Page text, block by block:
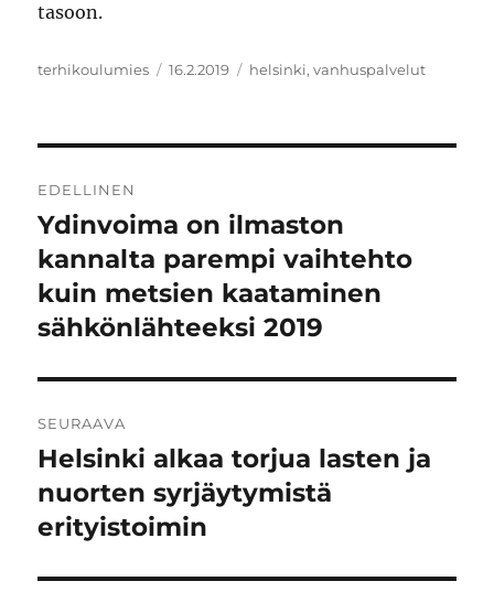
tasoon.
Kirjoittaja
terhikoulumies Julkaistu
16.2.2019 Avainsanat
helsinki,vanhuspalvelut
selaus
EDELLINEN
Edellinen
artikkeli:
Ydinvoima on ilmaston
kannalta parempi vaihtehto
kuin metsien kaataminen
sähkönlähteeksi 2019
SEURAAVA
Seuraava
artikkeli:
Helsinki alkaa torjua lasten ja
nuorten syrjäytymistä
erityistoimin